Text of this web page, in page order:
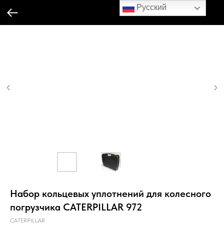
Русский
Набор кольцевых уплотнений для колесного
погрузчика CATERPILLAR 972
CATERPILLAR